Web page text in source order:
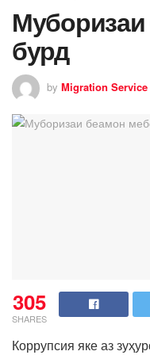
бурд
by Migration Service
305
SHARES
Коррупсия яке аз